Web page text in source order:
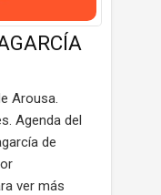
Arousa.
Agenda del
de
ver más